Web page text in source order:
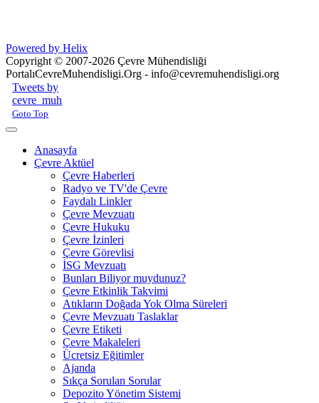
Powered by Helix
Copyright © 2007-2026 Çevre Mühendisliği
PortalıCevreMuhendisligi.Org - info@cevremuhendisligi.org
Joomla! 3 Templates
Tweets by
cevre_muh
Goto Top
Anasayfa
Çevre Aktüel
Çevre Haberleri
Radyo ve TV'de Çevre
Faydalı Linkler
Çevre Mevzuatı
Çevre Hukuku
Çevre İzinleri
Çevre Görevlisi
İSG Mevzuatı
Bunları Biliyor muydunuz?
Çevre Etkinlik Takvimi
Atıkların Doğada Yok Olma Süreleri
Çevre Mevzuatı Taslaklar
Çevre Etiketi
Çevre Makaleleri
Ücretsiz Eğitimler
Ajanda
Sıkça Sorulan Sorular
Depozito Yönetim Sistemi